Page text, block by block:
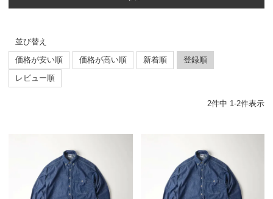
並び替え
価格が安い順
価格が高い順 新着順
登録順
レビュー順
2件中 1-2件表示